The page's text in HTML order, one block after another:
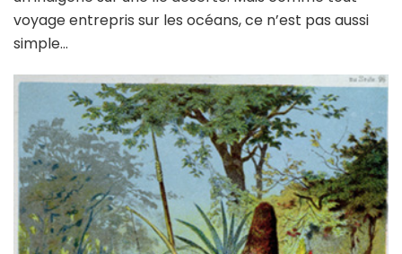
voyage entrepris sur les océans, ce n’est pas aussi
simple…